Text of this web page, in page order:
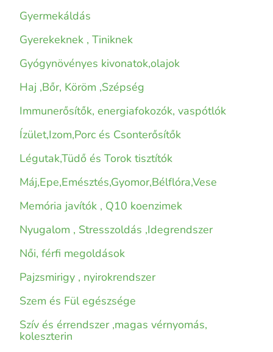
Gyermekáldás
Gyerekeknek , Tiniknek
Gyógynövényes kivonatok,olajok
Haj ,Bőr, Köröm ,Szépség
Immunerősítők, energiafokozók, vaspótlók
Ízület,Izom,Porc és Csonterősítők
Légutak,Tüdő és Torok tisztítók
Máj,Epe,Emésztés,Gyomor,Bélflóra,Vese
Memória javítók , Q10 koenzimek
Nyugalom , Stresszoldás ,Idegrendszer
Női, férfi megoldások
Pajzsmirigy , nyirokrendszer
Szem és Fül egészsége
Szív és érrendszer ,magas vérnyomás,
koleszterin